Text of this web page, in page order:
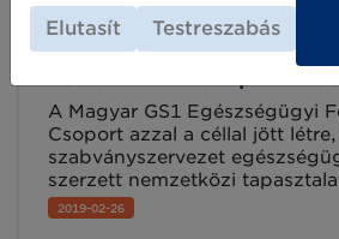
Meghívó a Magyar GS1
A Magyar GS1 Egészségügyi
Csoport azzal a céllal jött
szabványszervezet
szerzett nemzetközi
változó jogszabályi
támogassa a GS1 szabvány
2019-02-26
Elutasít Testreszabás